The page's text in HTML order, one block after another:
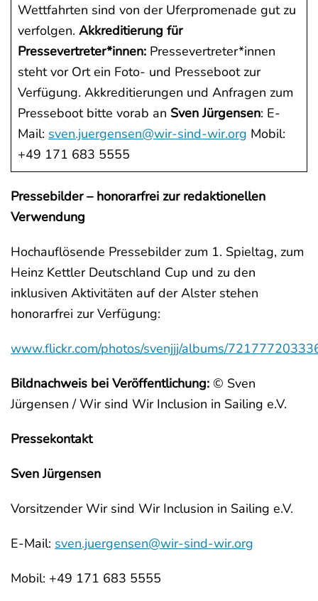
Wettfahrten sind von der Uferpromenade gut zu
verfolgen. Akkreditierung für
Pressevertreter*innen: Pressevertreter*innen
steht vor Ort ein Foto- und Presseboot zur
Verfügung. Akkreditierungen und Anfragen zum
Presseboot bitte vorab an Sven Jürgensen: E-
Mail: sven.juergensen@wir-sind-wir.org Mobil:
+49 171 683 5555
Pressebilder – honorarfrei zur redaktionellen
Verwendung
Hochauflösende Pressebilder zum 1. Spieltag, zum
Heinz Kettler Deutschland Cup und zu den
inklusiven Aktivitäten auf der Alster stehen
honorarfrei zur Verfügung:
www.flickr.com/photos/svenjjj/albums/
Bildnachweis bei Veröffentlichung: © Sven
Jürgensen / Wir sind Wir Inclusion in Sailing e.V.
Pressekontakt
Sven Jürgensen
Vorsitzender Wir sind Wir Inclusion in Sailing e.V.
E-Mail: sven.juergensen@wir-sind-wir.org
Mobil: +49 171 683 5555